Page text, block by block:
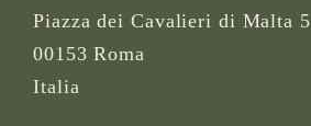
Piazza dei Cavalieri di Malta 5
00153 Roma
Italia